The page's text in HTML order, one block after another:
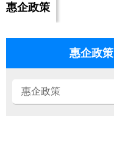
惠企政策
惠企政策
惠企政策